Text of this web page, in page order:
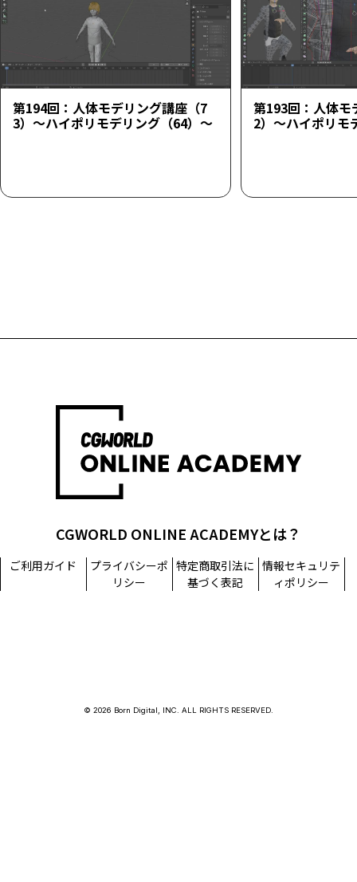
第194回：人体モデリング講座（7
3）～ハイポリモデリング（64）～
第193回：人体モ
2）～ハイポリモ
CGWORLD ONLINE ACADEMYとは？
ご利用ガイド
プライバシーポ
リシー
特定商取引法に
基づく表記
情報セキュリテ
ィポリシー
© 2026 Born Digital, INC. ALL RIGHTS RESERVED.